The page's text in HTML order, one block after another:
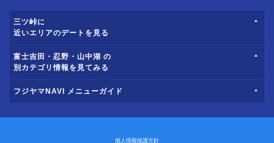
三ツ峠に
近いエリアのデートを見る
富士吉田・忍野・山中湖 の
別カテゴリ情報を見てみる
フジヤマNAVI メニューガイド
個人情報保護方針